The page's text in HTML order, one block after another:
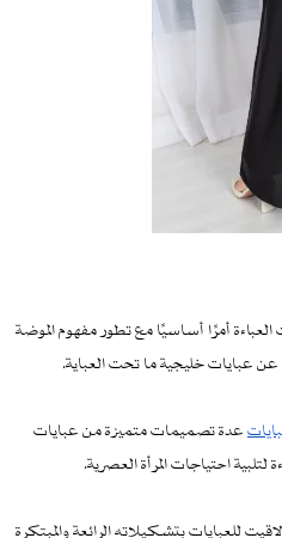
أمرًا أساسيًا مع تطور مفهوم الموضة
عبايات خليجية ما تحت العباية.
عدة تصميمات متميزة من عبايات
احتياجات المرأة العصرية.
للعبايات بتشكيلاته الرائعة والمبتكرة